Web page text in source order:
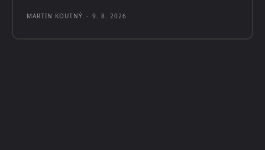
MARTIN KOUTNÝ - 9. 8. 2026